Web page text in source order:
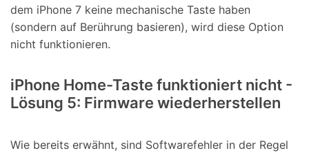
dem iPhone 7 keine mechanische Taste haben
(sondern auf Berührung basieren), wird diese Option
nicht funktionieren.
iPhone Home-Taste funktioniert nicht -
Lösung 5: Firmware wiederherstellen
Wie bereits erwähnt, sind Softwarefehler in der Regel